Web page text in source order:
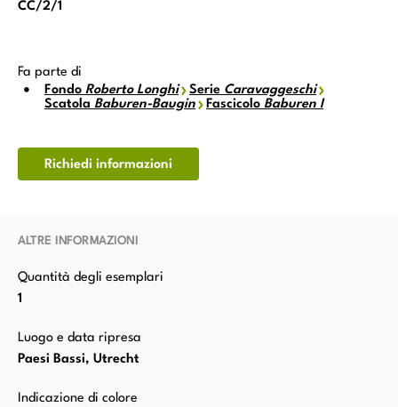
CC/2/1
Fa parte di
Fondo Roberto Longhi Serie Caravaggeschi
Scatola Baburen-Baugin Fascicolo Baburen I
Richiedi informazioni
ALTRE INFORMAZIONI
Quantità degli esemplari
1
Luogo e data ripresa
Paesi Bassi, Utrecht
Indicazione di colore